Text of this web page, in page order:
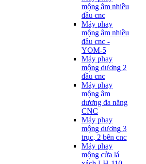
mộng âm nhiều
đầu cnc
Máy phay
mộng âm nhiều
đầu cnc -
YOM-5
Máy phay
mộng dương 2
đầu cnc
Máy phay
mộng âm
dương đa năng
CNC
Máy phay
mộng dương 3
trục, 2 bên cnc
Máy phay
mộng cửa lá